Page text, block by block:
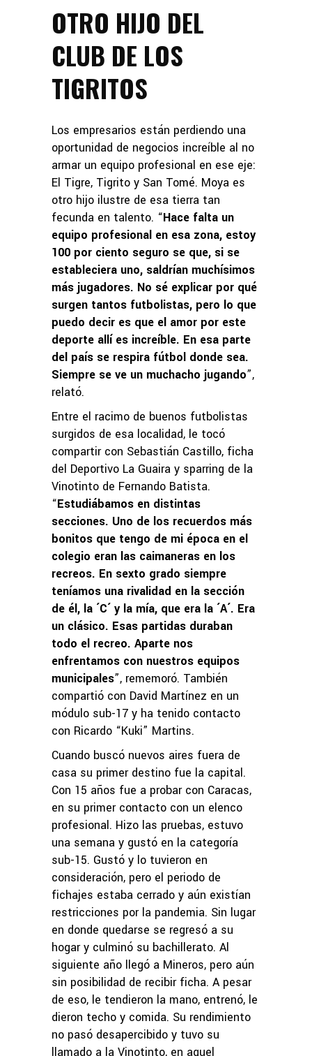
OTRO HIJO DEL
CLUB DE LOS
TIGRITOS
Los empresarios están perdiendo una
oportunidad de negocios increíble al no
armar un equipo profesional en ese eje:
El Tigre, Tigrito y San Tomé. Moya es
otro hijo ilustre de esa tierra tan
fecunda en talento. “Hace falta un
equipo profesional en esa zona, estoy
100 por ciento seguro se que, si se
estableciera uno, saldrían muchísimos
más jugadores. No sé explicar por qué
surgen tantos futbolistas, pero lo que
puedo decir es que el amor por este
deporte allí es increíble. En esa parte
del país se respira fútbol donde sea.
Siempre se ve un muchacho jugando”,
relató.
Entre el racimo de buenos futbolistas
surgidos de esa localidad, le tocó
compartir con Sebastián Castillo, ficha
del Deportivo La Guaira y sparring de la
Vinotinto de Fernando Batista.
“Estudiábamos en distintas
secciones. Uno de los recuerdos más
bonitos que tengo de mi época en el
colegio eran las caimaneras en los
recreos. En sexto grado siempre
teníamos una rivalidad en la sección
de él, la ´C´ y la mía, que era la ´A´. Era
un clásico. Esas partidas duraban
todo el recreo. Aparte nos
enfrentamos con nuestros equipos
municipales”, rememoró. También
compartió con David Martínez en un
módulo sub-17 y ha tenido contacto
con Ricardo “Kuki” Martins.
Cuando buscó nuevos aires fuera de
casa su primer destino fue la capital.
Con 15 años fue a probar con Caracas,
en su primer contacto con un elenco
profesional. Hizo las pruebas, estuvo
una semana y gustó en la categoría
sub-15. Gustó y lo tuvieron en
consideración, pero el periodo de
fichajes estaba cerrado y aún existían
restricciones por la pandemia. Sin lugar
en donde quedarse se regresó a su
hogar y culminó su bachillerato. Al
siguiente año llegó a Mineros, pero aún
sin posibilidad de recibir ficha. A pesar
de eso, le tendieron la mano, entrenó, le
dieron techo y comida. Su rendimiento
no pasó desapercibido y tuvo su
llamado a la Vinotinto, en aquel